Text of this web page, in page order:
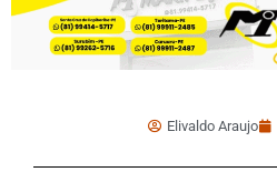
Elivaldo Araujo